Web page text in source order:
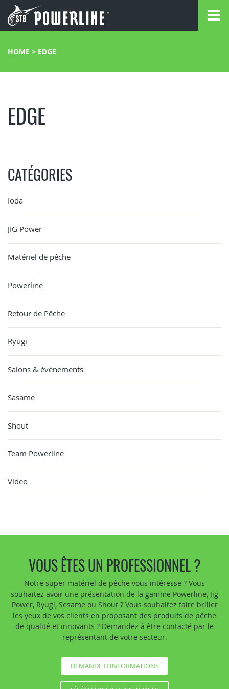
HOME > EDGE
EDGE
CATÉGORIES
Ioda
JIG Power
Matériel de pêche
Powerline
Retour de Pêche
Ryugi
Salons & événements
Sasame
Shout
Team Powerline
Video
VOUS ÊTES UN PROFESSIONNEL ?
Notre super matériel de pêche vous intéresse ? Vous
souhaitez avoir une présentation de la gamme Powerline, Jig
Power, Ryugi, Sesame ou Shout ? Vous souhaitez faire briller
les yeux de vos clients en proposant des produits de pêche
de qualité et innovants ? Demandez à être contacté par le
représentant de votre secteur.
DEMANDE D'INFORMATIONS